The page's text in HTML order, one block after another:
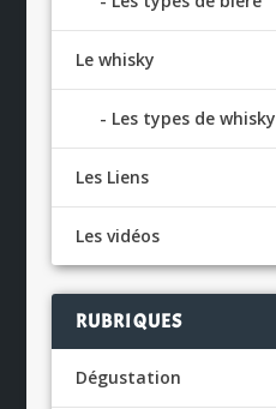
Le whisky
Les types de whisky
Les Liens
Les vidéos
RUBRIQUES
Dégustation